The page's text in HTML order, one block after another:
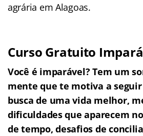
agrária em Alagoas.
Curso Gratuito
Você é imparável? Tem um
mente que te motiva a
busca de uma vida melhor,
dificuldades que aparecem
de tempo, desafios de